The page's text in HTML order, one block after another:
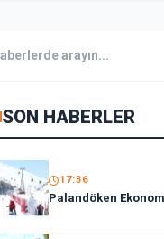
SON HABERLER
17:36
Palandöken